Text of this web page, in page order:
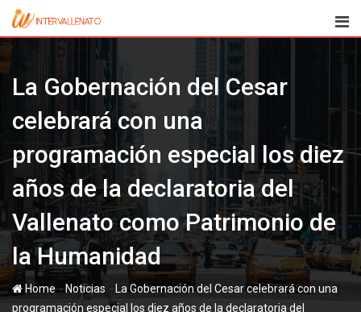
Skip
content
La Gobernación del Cesar
celebrará con una
programación especial los diez
años de la declaratoria del
Vallenato como Patrimonio de
la Humanidad
Home- Noticias - La Gobernación del Cesar celebrará con una
programación especial los diez años de la declaratoria del